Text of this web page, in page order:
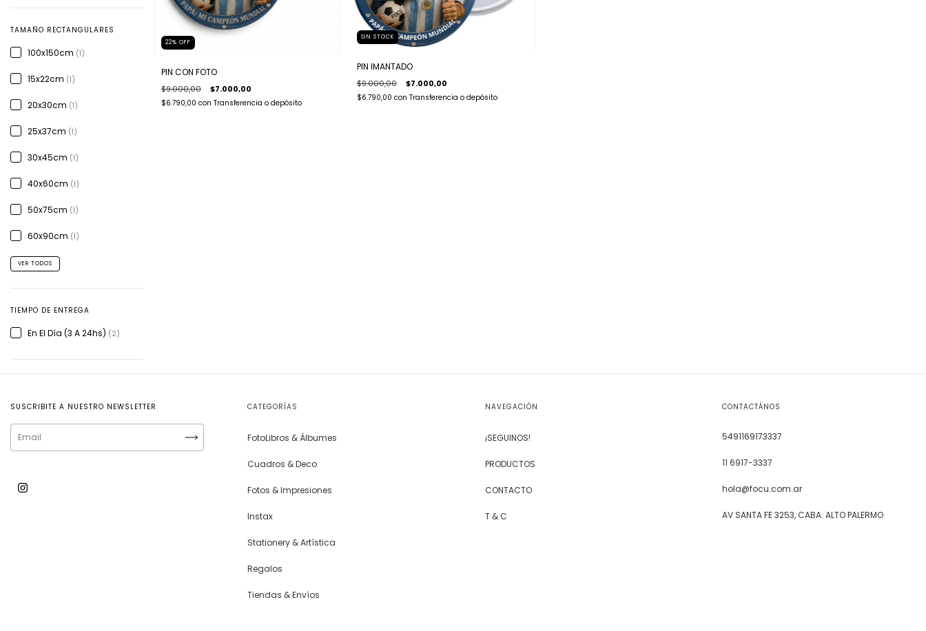
TAMAÑO RECTANGULARES
100x150cm (1)
15x22cm (1)
20x30cm (1)
25x37cm (1)
30x45cm (1)
40x60cm (1)
50x75cm (1)
60x90cm (1)
VER TODOS
TIEMPO DE ENTREGA
En El Día (3 A 24hs) (2)
22% OFF
PIN CON FOTO
$9.000,00 $7.000,00
$6.790,00 con Transferencia o depósito
SIN STOCK
PIN IMANTADO
$9.000,00 $7.000,00
$6.790,00 con Transferencia o depósito
SUSCRIBITE A NUESTRO NEWSLETTER CATEGORÍAS
FotoLibros & Álbumes
Cuadros & Deco
Fotos & Impresiones
Instax
Stationery & Artística
Regalos
Tiendas & Envíos
NAVEGACIÓN
¡SEGUINOS!
PRODUCTOS
CONTACTO
T & C
CONTACTÁNOS
5491169173337
11 6917-3337
hola@focu.com.ar
AV SANTA FE 3253, CABA. ALTO PALERMO